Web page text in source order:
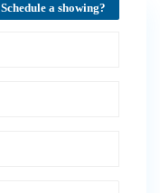
Schedule a showing?